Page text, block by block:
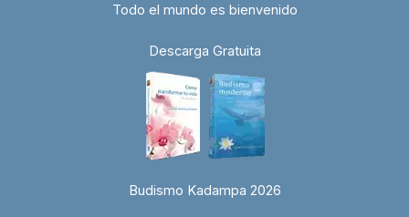
Todo el mundo es bienvenido
Descarga Gratuita
Budismo Kadampa 2026